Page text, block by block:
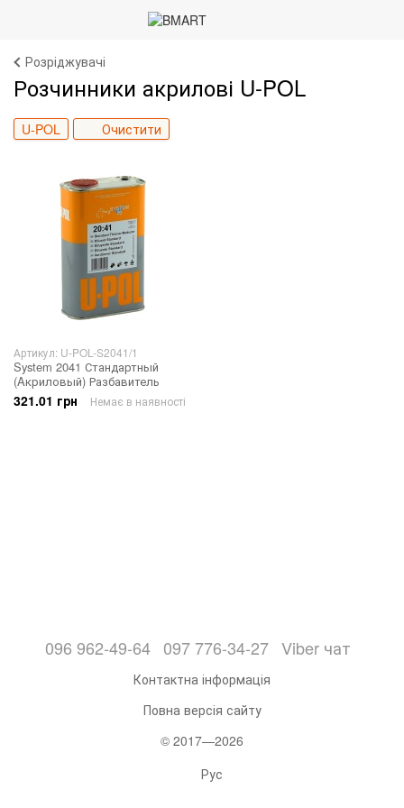
Розріджувачі
Розчинники акрилові U-POL
U-POL Очистити
Артикул: U-POL-S2041/1
System 2041 Стандартный
(Aкриловый) Разбавитель
321.01 грн Немає в наявності
096 962-49-64 097 776-34-27 Viber чат
Контактна інформація
Повна версія сайту
© 2017—2026
Рус